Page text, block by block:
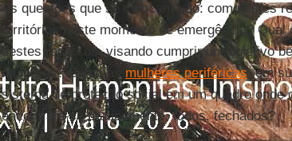
As questões que se colocam são: como estes
territórios neste momento de emergência?
destes recursos, visando cumprir um objetivo
mulheres? Como as mulheres periféricas, em
sistema de proteção social em um quadro onde
encontram-se praticamente, todos, fechados?